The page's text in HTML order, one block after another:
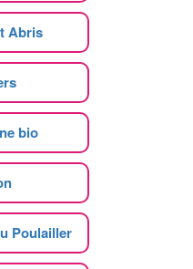
Abris
bio
Poulailler